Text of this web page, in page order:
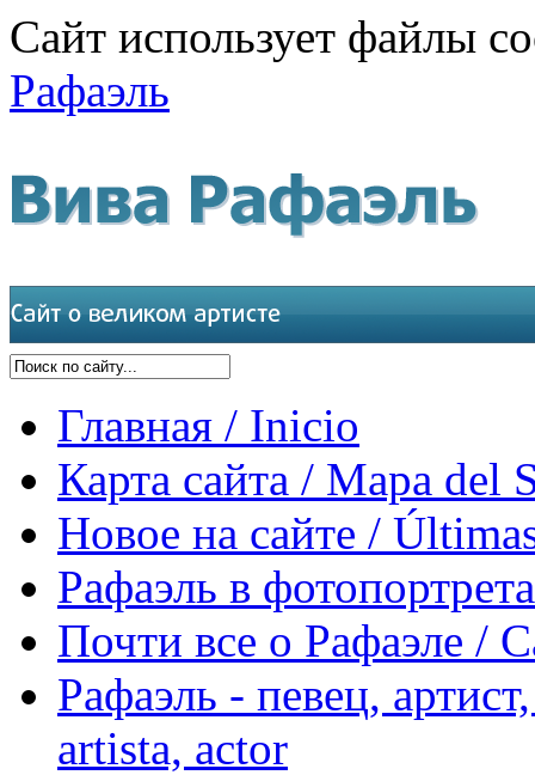
Сайт использует файлы
Рафаэль
Главная / Inicio
Карта сайта / Mapa del
Новое на сайте /
Рафаэль в
Почти все о Рафаэле /
Рафаэль - певец,
artista, actor